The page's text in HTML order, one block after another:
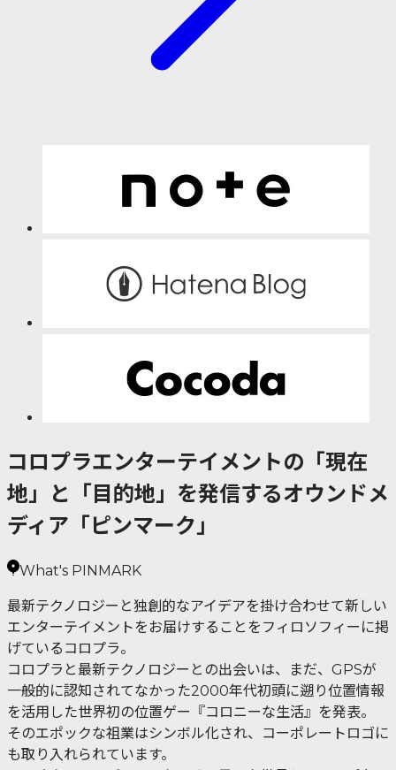
コロプラエンターテイメントの「現在
地」と「目的地」を発信するオウンドメ
ディア「ピンマーク」
What's PINMARK
最新テクノロジーと独創的なアイデアを掛け合わせて新しい
エンターテイメントをお届けすることをフィロソフィーに掲
げているコロプラ。
コロプラと最新テクノロジーとの出会いは、まだ、GPSが
一般的に認知されてなかった2000年代初頭に遡り位置情報
を活用した世界初の位置ゲー『コロニーな生活』を発表。
そのエポックな祖業はシンボル化され、コーポレートロゴに
も取り入れられています。